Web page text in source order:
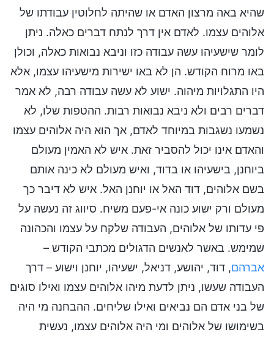
שהיא באה מרצון האדם או שהיתה לחלוטין עבודתו של
אלוהים עצמו. לאדם אין דרך לנתח דברים כאלה. ניתן
לומר שישעיהו עשה עבודה כזו וניבא נבואות כאלה, וכולן
באו מרוח הקודש. הן לא באו ישירות מישעיהו עצמו, אלא
היו התגלויות מיהוה. ישוע לא עשה עבודה רבה, לא אמר
דברים רבים ולא ניבא נבואות רבות. ההטפות שלו, לא
נשמעו נשגבות במיוחד לאדם, אך הוא היה אלוהים עצמו
והאדם אינו יכול להסביר זאת. איש לא האמין מעולם
ביוחנן, בישעיהו או בדוד, ואיש מעולם לא כינה אותם
בשם אלוהים, דוד האל או יוחנן האל. איש לא דיבר כך
מעולם ורק ישוע כונה אי-פעם משיח. סיווג זה נעשה על
פי עדותו של אלוהים, העבודה שלקח על עצמו והכהונה
שמימש. באשר לאנשים הדגולים מכתבי הקודש –
אברהם, דוד, יהושע, דניאל, ישעיהו, יוחנן וישוע – דרך
העבודה שעשו, ניתן לדעת מיהו אלוהים עצמו ואילו סוגים
של בני אדם הם נביאים ואילו שליחים. ההבחנה מי היה
בשימושו של אלוהים ומי היה אלוהים עצמו, נעשית